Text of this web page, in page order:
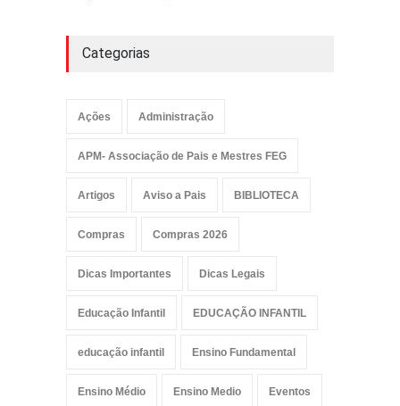
Categorias
Ações Administração
APM- Associação de Pais e Mestres FEG
Artigos Aviso a Pais BIBLIOTECA
Compras Compras 2026
Dicas Importantes Dicas Legais
Educação Infantil EDUCAÇÃO INFANTIL
educação infantil Ensino Fundamental
Ensino Médio Ensino Medio Eventos